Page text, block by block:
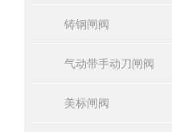
铸钢闸阀
气动带手动刀闸阀
美标闸阀